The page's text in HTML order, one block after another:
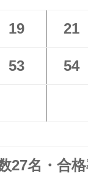
19 21
53 54
27名・合格